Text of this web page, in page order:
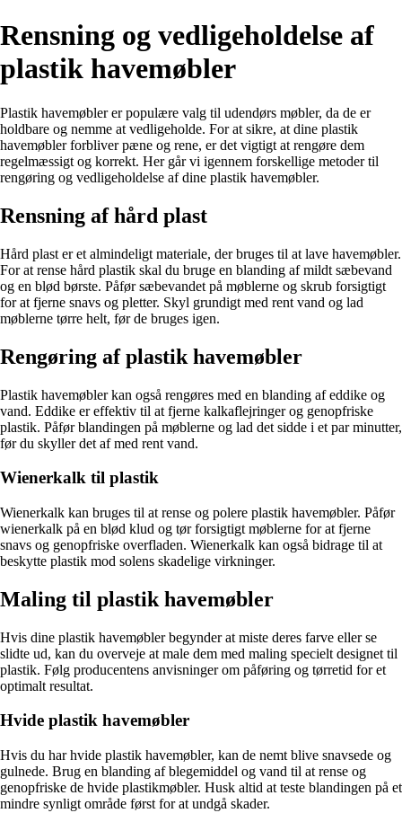
Rensning og vedligeholdelse af
plastik havemøbler
Plastik havemøbler er populære valg til udendørs møbler, da de er
holdbare og nemme at vedligeholde. For at sikre, at dine plastik
havemøbler forbliver pæne og rene, er det vigtigt at rengøre dem
regelmæssigt og korrekt. Her går vi igennem forskellige metoder til
rengøring og vedligeholdelse af dine plastik havemøbler.
Rensning af hård plast
Hård plast er et almindeligt materiale, der bruges til at lave havemøbler.
For at rense hård plastik skal du bruge en blanding af mildt sæbevand
og en blød børste. Påfør sæbevandet på møblerne og skrub forsigtigt
for at fjerne snavs og pletter. Skyl grundigt med rent vand og lad
møblerne tørre helt, før de bruges igen.
Rengøring af plastik havemøbler
Plastik havemøbler kan også rengøres med en blanding af eddike og
vand. Eddike er effektiv til at fjerne kalkaflejringer og genopfriske
plastik. Påfør blandingen på møblerne og lad det sidde i et par minutter,
før du skyller det af med rent vand.
Wienerkalk til plastik
Wienerkalk kan bruges til at rense og polere plastik havemøbler. Påfør
wienerkalk på en blød klud og tør forsigtigt møblerne for at fjerne
snavs og genopfriske overfladen. Wienerkalk kan også bidrage til at
beskytte plastik mod solens skadelige virkninger.
Maling til plastik havemøbler
Hvis dine plastik havemøbler begynder at miste deres farve eller se
slidte ud, kan du overveje at male dem med maling specielt designet til
plastik. Følg producentens anvisninger om påføring og tørretid for et
optimalt resultat.
Hvide plastik havemøbler
Hvis du har hvide plastik havemøbler, kan de nemt blive snavsede og
gulnede. Brug en blanding af blegemiddel og vand til at rense og
genopfriske de hvide plastikmøbler. Husk altid at teste blandingen på et
mindre synligt område først for at undgå skader.